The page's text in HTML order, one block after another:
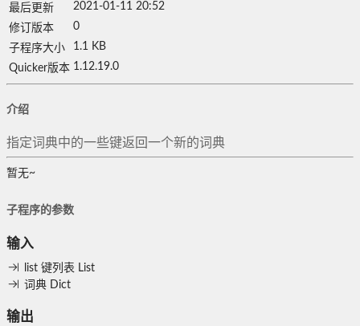
最后更新
2021-01-11 20:52
修订版本
0
子程序大小
1.1 KB
Quicker版本 1.12.19.0
介绍
指定词典中的一些键返回一个新的词典
暂无~
子程序的参数
输入
list 键列表 List
词典 Dict
输出